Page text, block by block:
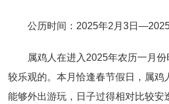
公历时间：2025年2月3日—2025
属鸡人在进入2025年农历一月份
较乐观的。本月恰逢春节假日，属鸡
能够外出游玩，日子过得相对比较安